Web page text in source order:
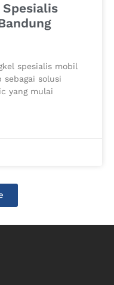
spesialis mobil
solusi
yang mulai